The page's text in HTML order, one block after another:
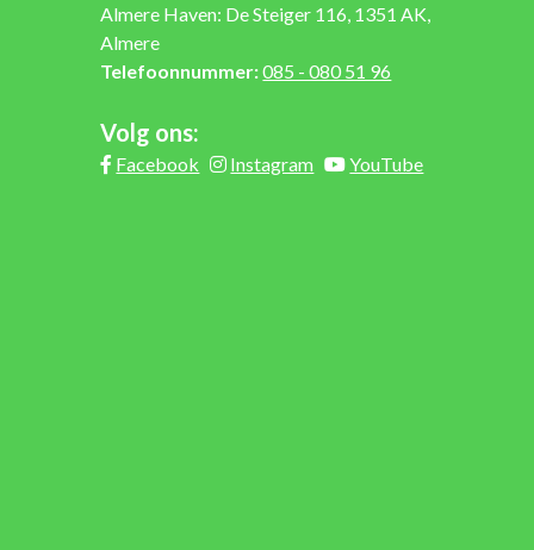
Almere Haven: De Steiger 116, 1351 AK,
Almere
Telefoonnummer:085 - 080 51 96
Volg ons:
Facebook Instagram YouTube